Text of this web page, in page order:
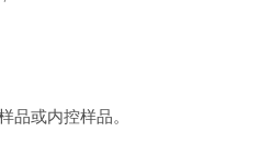
品或内控样品。